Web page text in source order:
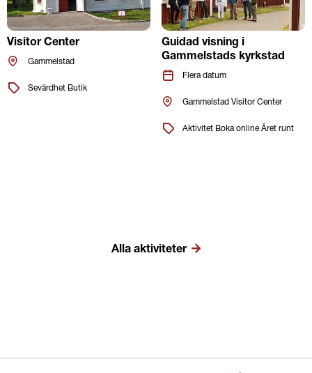
Visitor Center
Gammelstad
Etiketter
Sevärdhet Butik
Guidad visning i
Gammelstads kyrkstad
Flera datum
Plats
Gammelstad Visitor Center
Etiketter
Aktivitet Boka online Året runt
Alla aktiviteter